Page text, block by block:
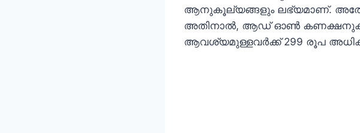
ആനുകൂല്യങ്ങളും ലഭ്യമാണ്.
അതിനാൽ, ആഡ് ഓൺ
ആവശ്യമുള്ളവർക്ക് 299 രൂപ